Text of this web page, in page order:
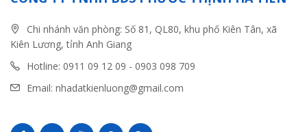
Chi nhánh văn phòng: Số 81, QL80, khu phố Kiên Tân, xã
Kiên Lương, tỉnh Anh Giang
Hotline: 0911 09 12 09 - 0903 098 709
Email: nhadatkienluong@gmail.com